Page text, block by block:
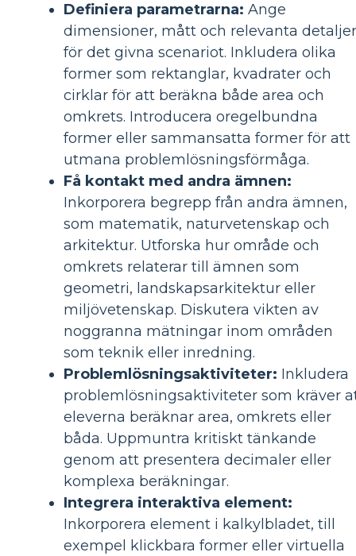
Definiera parametrarna: Ange
dimensioner, mått och relevanta detaljer
för det givna scenariot. Inkludera olika
former som rektanglar, kvadrater och
cirklar för att beräkna både area och
omkrets. Introducera oregelbundna
former eller sammansatta former för att
utmana problemlösningsförmåga.
Få kontakt med andra ämnen:
Inkorporera begrepp från andra ämnen,
som matematik, naturvetenskap och
arkitektur. Utforska hur område och
omkrets relaterar till ämnen som
geometri, landskapsarkitektur eller
miljövetenskap. Diskutera vikten av
noggranna mätningar inom områden
som teknik eller inredning.
Problemlösningsaktiviteter: Inkludera
problemlösningsaktiviteter som kräver
eleverna beräknar area, omkrets eller
båda. Uppmuntra kritiskt tänkande
genom att presentera decimaler eller
komplexa beräkningar.
Integrera interaktiva element:
Inkorporera element i kalkylbladet, till
exempel klickbara former eller virtuella